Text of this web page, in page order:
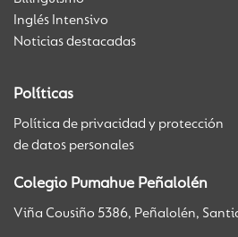
Inglés Intensivo
Noticias destacadas
Políticas
Política de privacidad y protección
de datos personales
Colegio Pumahue Peñalolén
Viña Cousiño 5386, Peñalolén,